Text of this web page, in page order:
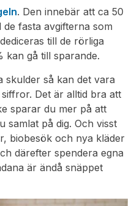
. Den innebär att ca 50
fasta avgifterna som
till de rörliga
kan gå till sparande.
skulder så kan det vara
Det är alltid bra att
sparar du mer på att
samlat på dig. Och visst
biobesök och nya kläder
därefter spendera egna
är ändå snäppet